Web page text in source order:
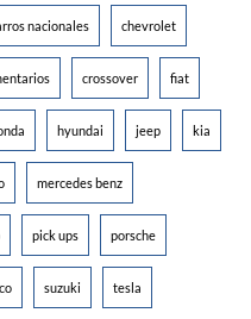
nacionales chevrolet
crossover fiat
hyundai jeep kia
mercedes benz
pick ups porsche
suzuki tesla